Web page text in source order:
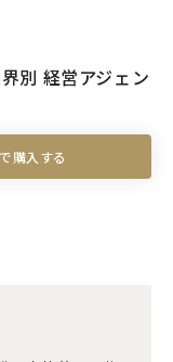
別 経営アジェン
購入する